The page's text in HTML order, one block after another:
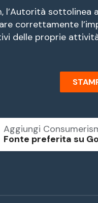
l’Autorità sottolinea
correttamente
delle proprie
Aggiungi
Fonte preferita su